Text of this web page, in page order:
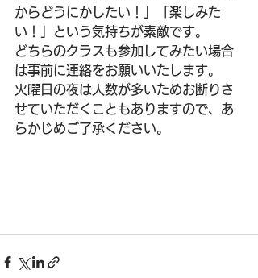
からどうにかしたい！」「楽しみた
い！」という気持ちが素敵です。
どちらのクラスも参加してみたい場合
は事前に連絡をお願いいたします。
火曜日の夜は人数が多いためお断りさ
せていただくこともありますので、あ
らかじめご了承ください。